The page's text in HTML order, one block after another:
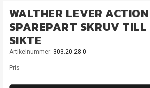
WALTHER LEVER ACTION
SPAREPART SKRUV TILL
SIKTE
Artikelnummer: 303.20.28.0
Pris